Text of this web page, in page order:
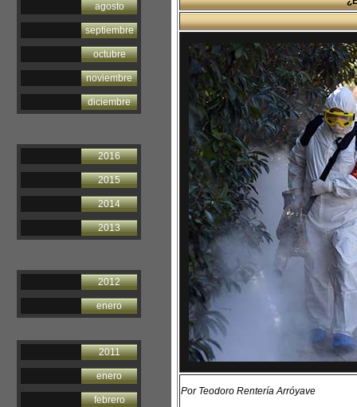
agosto
septiembre
octubre
noviembre
diciembre
2016
2015
2014
2013
2012
enero
2011
enero
febrero
Por Teodoro Rentería Arróyave